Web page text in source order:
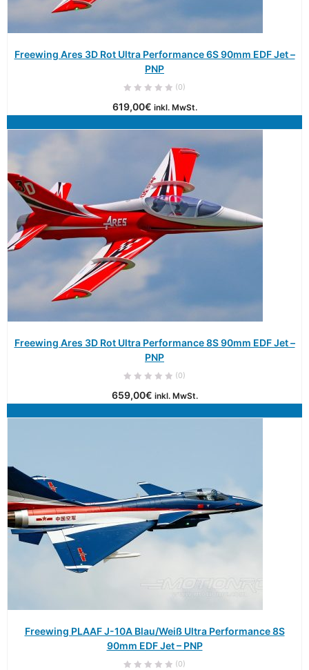
Freewing Ares 3D Rot Ultra Performance 6S 90mm EDF Jet –
PNP
(0)
619,00€ inkl. MwSt.
Freewing Ares 3D Rot Ultra Performance 8S 90mm EDF Jet –
PNP
(0)
659,00€ inkl. MwSt.
Freewing PLAAF J-10A Blau/Weiß Ultra Performance 8S
90mm EDF Jet – PNP
(0)